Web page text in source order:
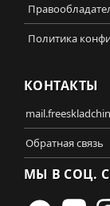
Политика
КОНТАКТЫ
Обратная связь
МЫ В СОЦ.